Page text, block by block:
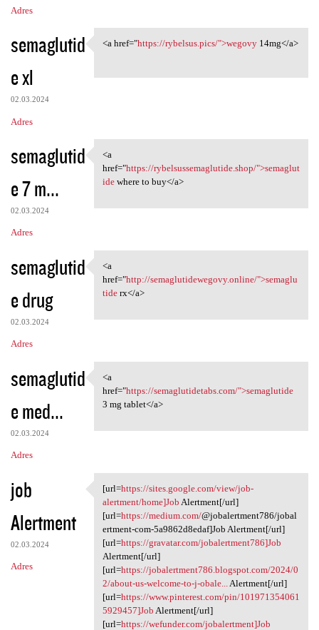
Adres
semaglutid
e xl
02.03.2024
Adres
<a href="https://rybelsus
<a href="https://rybelsus.pics/">wegovy14mg</a>
semaglutid
e 7 m...
02.03.2024
Adres
<a href="https:/
<a
href="https://rybelsussemaglutide.shop/">semaglut
idewhere to buy</a>
semaglutid
e drug
02.03.2024
Adres
<a href="http:/
<a
href="http://semaglutidewegovy.online/">semaglu
tiderx</a>
semaglutid
e med...
02.03.2024
Adres
<a href="https:/
<a
href="https://semaglutidetabs.com/">semaglutide
3 mg tablet</a>
job
Alertment
02.03.2024
Adres
[url=https://sites.google.com
[url=https://sites.google.com/view/job-
alertment/home]Job Alertment[/url]
[url=https://medium.com/@jobalertment786/jobal
ertment-com-5a9862d8edaf]Job Alertment[/url]
[url=https://gravatar.com/jobalertment786]Job
Alertment[/url]
[url=https://jobalertment786.blogspot.com/2024/0
2/about-us-welcome-to-j-obale...
Alertment[/url]
[url=https://www.pinterest.com/pin/101971354061
5929457]Job Alertment[/url]
[url=https://wefunder.com/jobalertment]Job